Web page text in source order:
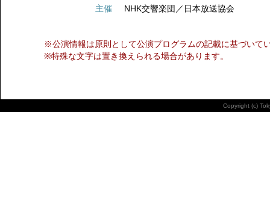
主催
NHK交響楽団／日本放送協会
※公演情報は原則として公演プログラムの記載に基づいて
※特殊な文字は置き換えられる場合があります。
Copyright (c)